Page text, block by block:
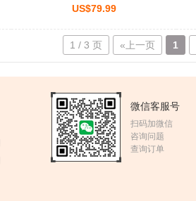
US$79.99
1 / 3 页 «上一页 1
微信客服号
扫码加微信
咨询问题
查询订单